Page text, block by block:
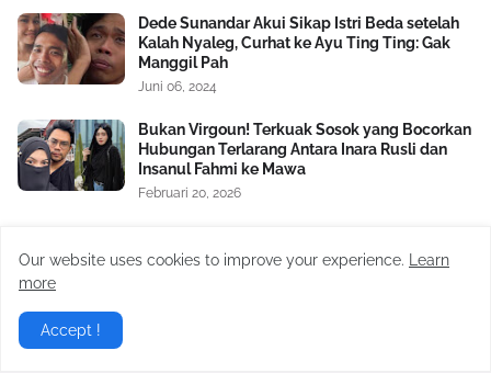
Dede Sunandar Akui Sikap Istri Beda setelah
Kalah Nyaleg, Curhat ke Ayu Ting Ting: Gak
Manggil Pah
Juni 06, 2024
Bukan Virgoun! Terkuak Sosok yang Bocorkan
Hubungan Terlarang Antara Inara Rusli dan
Insanul Fahmi ke Mawa
Februari 20, 2026
Dukung Prabowo-Gibran, Kini Dikritik Habis-
Our website uses cookies to improve your experience.
Learn
more
Accept !